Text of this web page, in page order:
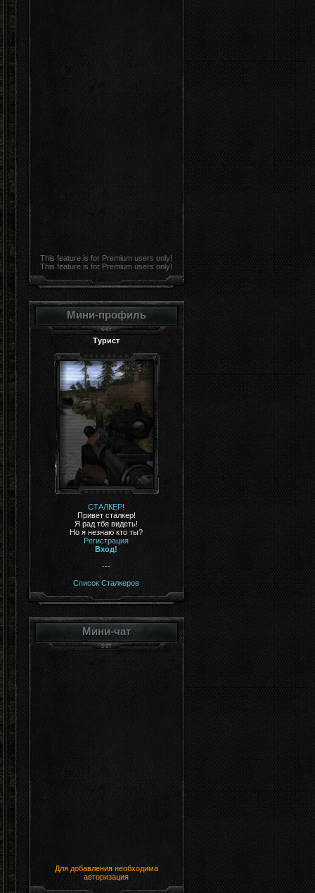
This feature is for Premium users only!
This feature is for Premium users only!
Мини-профиль
Турист
СТАЛКЕР!
Привет сталкер!
Я рад тбя видеть!
Но я незнаю кто ты?
Регистрация
Вход!
---
Список Сталкеров
Мини-чат
Для добавления необходима
авторизация